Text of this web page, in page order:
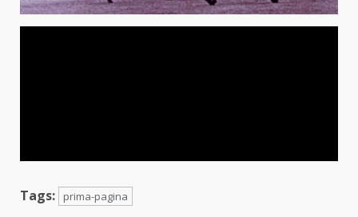
Tags: prima-pagina